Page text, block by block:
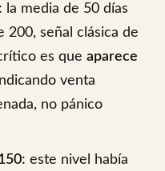
la media de 50 días
200, señal clásica de
es que aparece
venta
no pánico
este nivel había